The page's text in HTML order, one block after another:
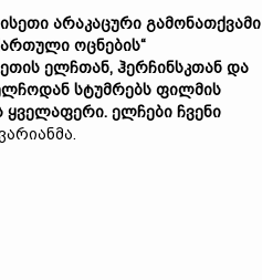
არაკაცური გამონათქვამი
ოცნების“
ელჩთან, ჰერჩინსკთან და
სტუმრებს ფილმის
ყველაფერი. ელჩები ჩვენი